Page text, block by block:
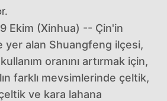
Ekim (Xinhua) -- Çin'in
yer alan Shuangfeng ilçesi,
oranını artırmak için,
farklı mevsimlerinde çeltik,
ve kara lahana